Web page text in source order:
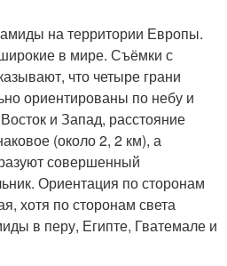
на территории Европы.
в мире. Съёмки с
что четыре грани
ориентированы по небу и
и Запад, расстояние
(около 2, 2 км), а
совершенный
Ориентация по сторонам
хотя по сторонам света
в перу, Египте, Гватемале и